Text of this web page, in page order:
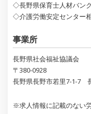
◇長野県保育士人材バン
◇介護労働安定センター
事業所
長野県社会福祉協議会
〒380-0928
長野県長野市若里7-1-7
※求人情報に記載のない